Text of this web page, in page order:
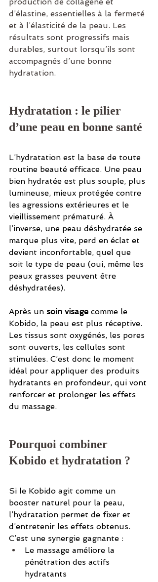
d’élastine, essentielles à la fermeté
et à l’élasticité de la peau. Les
résultats sont progressifs mais
durables, surtout lorsqu’ils sont
accompagnés d’une bonne
hydratation.
Hydratation : le pilier
d’une peau en bonne santé
L’hydratation est la base de toute
routine beauté efficace. Une peau
bien hydratée est plus souple, plus
lumineuse, mieux protégée contre
les agressions extérieures et le
vieillissement prématuré. À
l’inverse, une peau déshydratée se
marque plus vite, perd en éclat et
devient inconfortable, quel que
soit le type de peau (oui, même les
peaux grasses peuvent être
déshydratées).
Après un soin visage comme le
Kobido, la peau est plus réceptive.
Les tissus sont oxygénés, les pores
sont ouverts, les cellules sont
stimulées. C’est donc le moment
idéal pour appliquer des produits
hydratants en profondeur, qui vont
renforcer et prolonger les effets
du massage.
Pourquoi combiner
Kobido et hydratation ?
Si le Kobido agit comme un
booster naturel pour la peau,
l’hydratation permet de fixer et
d’entretenir les effets obtenus.
C’est une synergie gagnante :
Le massage améliore la
pénétration des actifs
hydratants